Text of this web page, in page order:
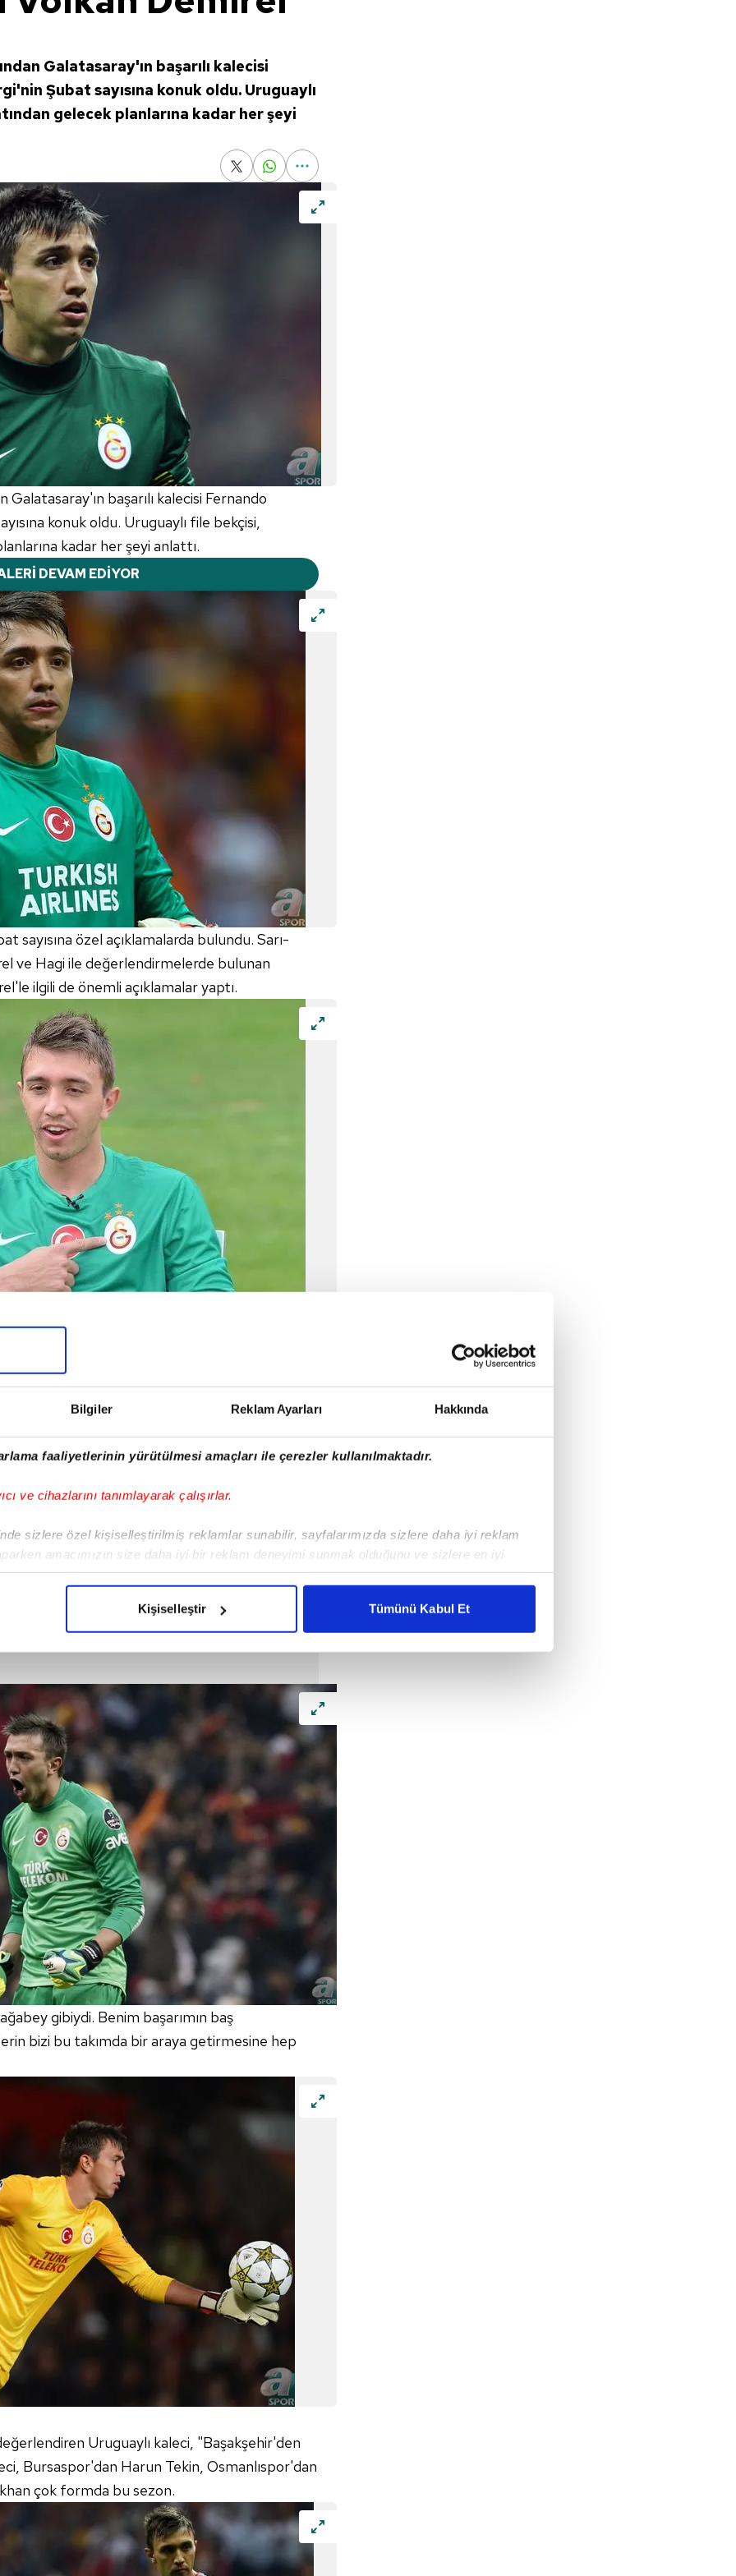
Bilgiler Reklam Ayarları Hakkında
faaliyetlerinin yürütülmesi amaçları ile çerezler kullanılmaktadır.
ve cihazlarını tanımlayarak çalışırlar.
sizlere özel kişiselleştirilmiş reklamlar sunabilir, sayfalarımızda sizlere daha iyi reklam
amacımızın size daha iyi bir reklam deneyimi sunmak olduğunu ve sizlere en iyi
gelen çabayı gösterdiğimizi ve bu noktada, reklamların maliyetlerimizi karşılamak
çerezlere izin vermedikleri takdirde, kullanıcılara hedefli reklamlar gösterilmeyecektir."
verileriniz işlenmekte olup gerekli olan çerezler bilgi toplumu hizmetlerinin sunulması
çerezler, sitemizin daha işlevsel kılınması ve kişiselleştirilmesi ve sizlere yönelik
amaçlarıyla sınırlı olarak açık rızanız dahilinde kullanılacaktır.
yer alan panel vasıtasıyla belirleyebilirsiniz. Çerezlere ilişkin detaylı bilgi için Ayarlar
Metnimizi ziyaret edebilirsiniz.
Kanunu uyarınca hazırlanmış Aydınlatma Metnimizi okumak ve sitemizde ilgili
çerezlerle ilgili bilgi almak için lütfen
tıklayınız
Kişiselleştir Tümünü Kabul Et
Galatasaray'ın başarılı kalecisi
Şubat sayısına konuk oldu. Uruguaylı
gelecek planlarına kadar her şeyi
başarılı kalecisi Fernando
konuk oldu. Uruguaylı file bekçisi,
kadar her şeyi anlattı.
DEVAM EDİYOR
sayısına özel açıklamalarda bulundu. Sarı-
ve Hagi ile değerlendirmelerde bulunan
ilgili de önemli açıklamalar yaptı.
yer almanın kendisi için çok değerli
"Taffarel'den daha uzun süre
bile edemezdim. Onunla birlikte bile bu
benim için çok değerli. Hala her gün mutlaka
gibiydi. Benim başarımın baş
bizi bu takımda bir araya getirmesine hep
Uruguaylı kaleci, "Başakşehir'den
Bursaspor'dan Harun Tekin, Osmanlıspor'dan
çok formda bu sezon.